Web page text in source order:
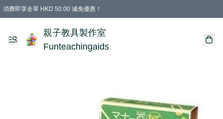
消費即享全單 HKD 50.00 減免優惠！
購物滿 HKD 699.00即享免運費優惠！（適用於 特定的送貨方式 )
凡購物滿HKD 699.00，即享免費禮品
親子教具製作室
Funteachingaids